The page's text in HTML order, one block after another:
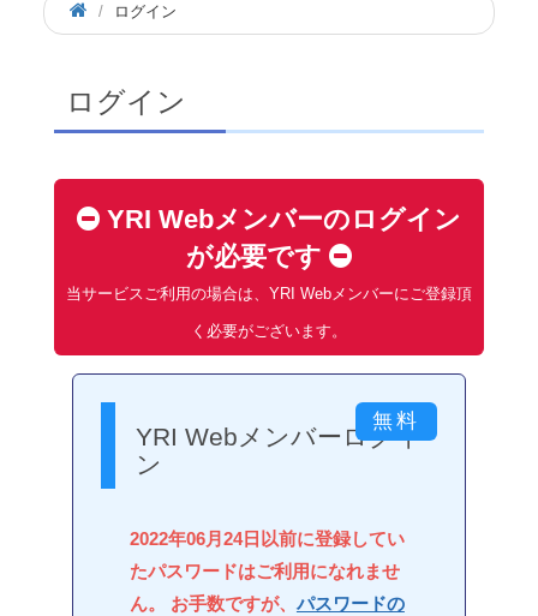
ログイン
ログイン
YRI Webメンバーのログイン
が必要です
当サービスご利用の場合は、YRI Webメンバーにご登録頂
く必要がございます。
YRI Webメンバーログイ
ン
2022年06月24日以前に登録してい
たパスワードはご利用になれませ
ん。 お手数ですが、 パスワードの